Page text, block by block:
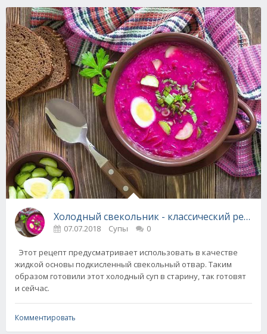
Холодный свекольник - классический
07.07.2018 Супы 0
Этот рецепт предусматривает использовать в качестве
жидкой основы подкисленный свекольный отвар. Таким
образом готовили этот холодный суп в старину, так готовят
и сейчас.
Комментировать